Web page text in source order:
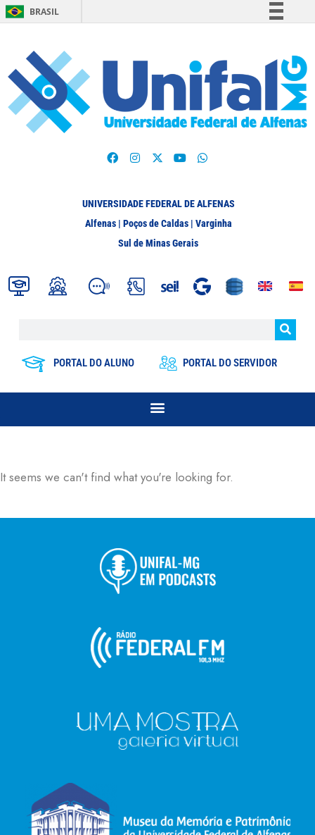
BRASIL
Participe
Acesso à informação
Legislação
UNIVERSIDADE FEDERAL DE ALFENAS
Alfenas | Poços de Caldas | Varginha
Sul de Minas Gerais
PORTAL DO ALUNO PORTAL DO SERVIDOR
It seems we can't find what you're looking for.